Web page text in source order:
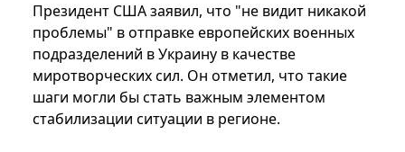
Президент США заявил, что "не видит никакой
проблемы" в отправке европейских военных
подразделений в Украину в качестве
миротворческих сил. Он отметил, что такие
шаги могли бы стать важным элементом
стабилизации ситуации в регионе.